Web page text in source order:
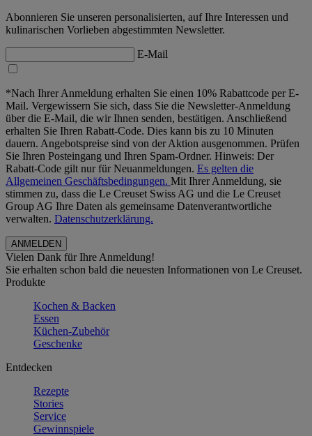
Abonnieren Sie unseren personalisierten, auf Ihre Interessen und
kulinarischen Vorlieben abgestimmten Newsletter.
E-Mail
*Nach Ihrer Anmeldung erhalten Sie einen 10% Rabattcode per E-
Mail. Vergewissern Sie sich, dass Sie die Newsletter-Anmeldung
über die E-Mail, die wir Ihnen senden, bestätigen. Anschließend
erhalten Sie Ihren Rabatt-Code. Dies kann bis zu 10 Minuten
dauern. Angebotspreise sind von der Aktion ausgenommen. Prüfen
Sie Ihren Posteingang und Ihren Spam-Ordner. Hinweis: Der
Rabatt-Code gilt nur für Neuanmeldungen. Es gelten die
Allgemeinen Geschäftsbedingungen. Mit Ihrer Anmeldung, sie
stimmen zu, dass die Le Creuset Swiss AG und die Le Creuset
Group AG Ihre Daten als gemeinsame Datenverantwortliche
verwalten. Datenschutzerklärung.
Vielen Dank für Ihre Anmeldung!
Sie erhalten schon bald die neuesten Informationen von Le Creuset.
Produkte
Kochen & Backen
Essen
Küchen-Zubehör
Geschenke
Entdecken
Rezepte
Stories
Service
Gewinnspiele